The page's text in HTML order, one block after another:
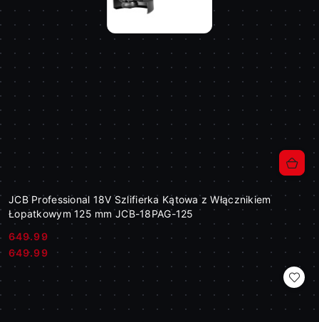
JCB Professional 18V Szlifierka Kątowa z Włącznikiem
Łopatkowym 125 mm JCB-18PAG-125
Cena:
649.99
Cena:
649.99